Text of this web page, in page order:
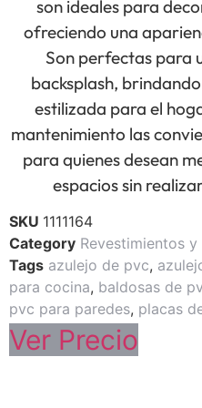
son ideales para
ofreciendo una
Son perfectas para
backsplash,
estilizada para el
mantenimiento las
para quienes desean
espacios sin
SKU 1111164
Category Revestimientos y
Tags azulejo de pvc,
para cocina, baldosas de
pvc para paredes, placas
Ver Precio